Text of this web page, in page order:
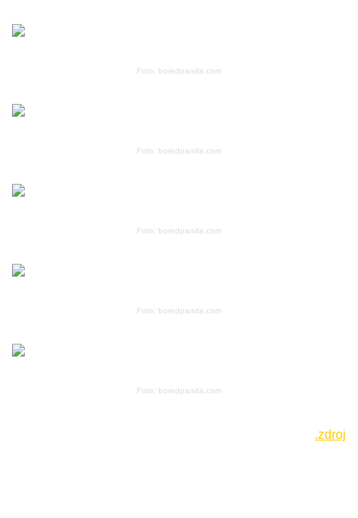
Foto: boredpanda.com
Foto: boredpanda.com
Foto: boredpanda.com
Foto: boredpanda.com
Foto: boredpanda.com
.zdroj